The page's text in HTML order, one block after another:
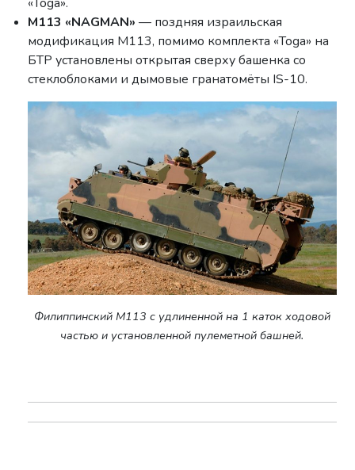
M113 «NAGMAN» — поздняя израильская
модификация M113, помимо комплекта «Toga» на
БТР установлены открытая сверху башенка со
стеклоблоками и дымовые гранатомёты IS-10.
Филиппинский M113 с удлиненной на 1 каток ходовой
частью и установленной пулеметной башней.